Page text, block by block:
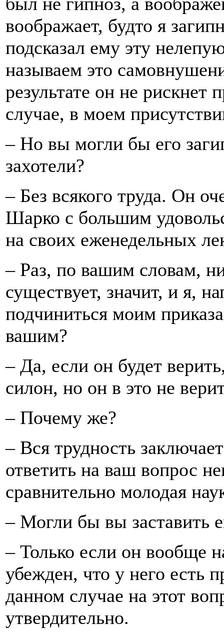
воображает, будто я
подсказал ему эту
называем это
результате он не рискнет
случае, в моем
– Но вы могли бы его
захотели?
– Без всякого труда. Он
Шарко с большим
на своих еженедельных
– Раз, по вашим словам,
существует, значит, и я,
подчиниться моим
вашим?
– Да, если он будет
силон, но он в это не
– Почему же?
– Вся трудность
ответить на ваш вопрос
сравнительно молодая
– Могли бы вы заставить
– Только если он вообще
убежден, что у него есть
данном случае на этот
утвердительно.